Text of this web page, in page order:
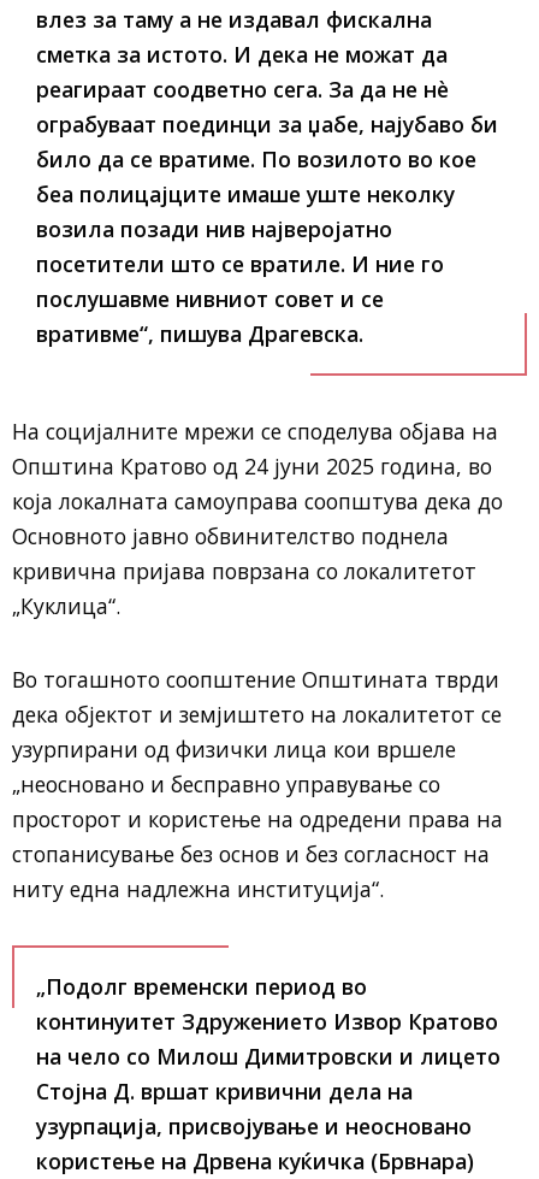
влез за таму а не издавал фискална
сметка за истото. И дека не можат да
реагираат соодветно сега. За да не нѐ
ограбуваат поединци за џабе, најубаво би
било да се вратиме. По возилото во кое
беа полицајците имаше уште неколку
возила позади нив најверојатно
посетители што се вратиле. И ние го
послушавме нивниот совет и се
вративме“, пишува Драгевска.
На социјалните мрежи се споделува објава на
Општина Кратово од 24 јуни 2025 година, во
која локалната самоуправа соопштува дека до
Основното јавно обвинителство поднела
кривична пријава поврзана со локалитетот
„Куклица“.
Во тогашното соопштение Општината тврди
дека објектот и земјиштето на локалитетот се
узурпирани од физички лица кои вршеле
„неосновано и бесправно управување со
просторот и користење на одредени права на
стопанисување без основ и без согласност на
ниту една надлежна институција“.
„Подолг временски период во
континуитет Здружението Извор Кратово
на чело со Милош Димитровски и лицето
Стојна Д. вршат кривични дела на
узурпација, присвојување и неосновано
користење на Дрвена куќичка (Брвнара)